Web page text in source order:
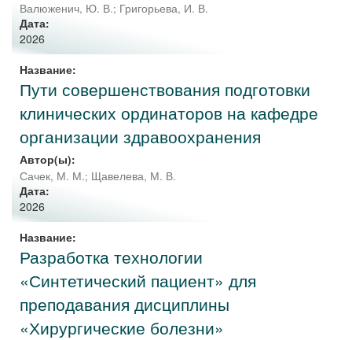
Валюженич, Ю. В.; Григорьева, И. В.
Дата:
2026
Название:
Пути совершенствования подготовки
клинических ординаторов на кафедре
организации здравоохранения
Автор(ы):
Сачек, М. М.; Щавелева, М. В.
Дата:
2026
Название:
Разработка технологии
«Синтетический пациент» для
преподавания дисциплины
«Хирургические болезни»